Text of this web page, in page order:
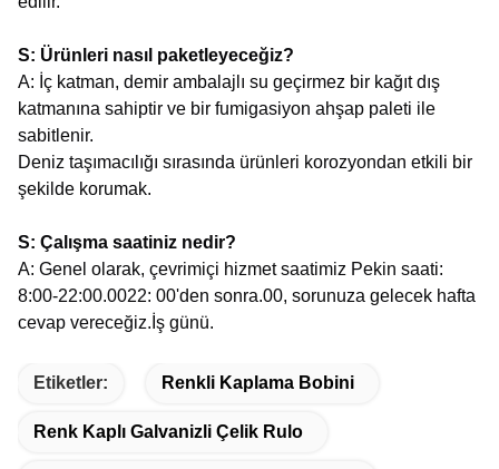
S: Ürünleri nasıl paketleyeceğiz?
A: İç katman, demir ambalajlı su geçirmez bir kağıt dış
katmanına sahiptir ve bir fumigasiyon ahşap paleti ile
sabitlenir.
Deniz taşımacılığı sırasında ürünleri korozyondan etkili bir
şekilde korumak.
S: Çalışma saatiniz nedir?
A: Genel olarak, çevrimiçi hizmet saatimiz Pekin saati:
8:00-22:00.0022: 00'den sonra.00, sorunuza gelecek hafta
cevap vereceğiz. İş günü.
Etiketler: Renkli Kaplama Bobini
Renk Kaplı Galvanizli Çelik Rulo